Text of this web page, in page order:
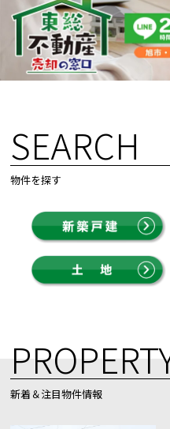
SEARCH
物件を探す
新着＆注目物件情報